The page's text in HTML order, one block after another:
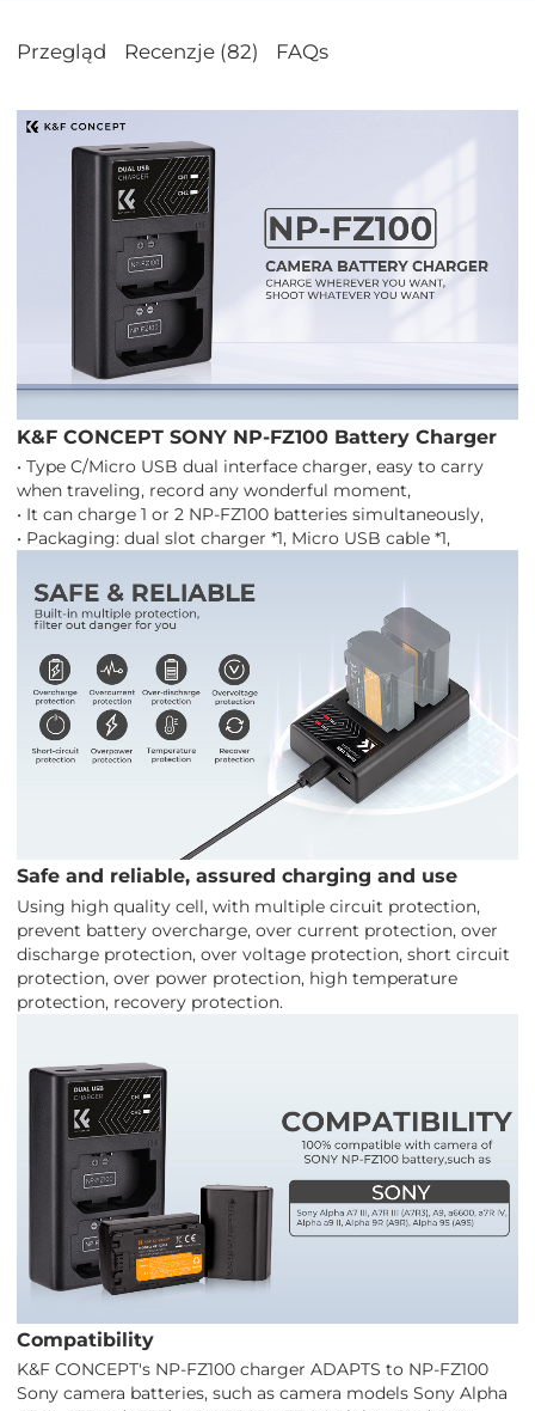
Przegląd Recenzje (82) FAQs
K&F CONCEPT SONY NP-FZ100 Battery Charger
• Type C/Micro USB dual interface charger, easy to carry
when traveling, record any wonderful moment,
• It can charge 1 or 2 NP-FZ100 batteries simultaneously,
• Packaging: dual slot charger *1, Micro USB cable *1,
Safe and reliable, assured charging and use
Using high quality cell, with multiple circuit protection,
prevent battery overcharge, over current protection, over
discharge protection, over voltage protection, short circuit
protection, over power protection, high temperature
protection, recovery protection.
Compatibility
K&F CONCEPT's NP-FZ100 charger ADAPTS to NP-FZ100
Sony camera batteries, such as camera models Sony Alpha